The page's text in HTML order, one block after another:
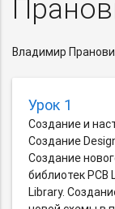
Владимир
Урок 1
Создание и
Создание
Создание
библиотек
Library.